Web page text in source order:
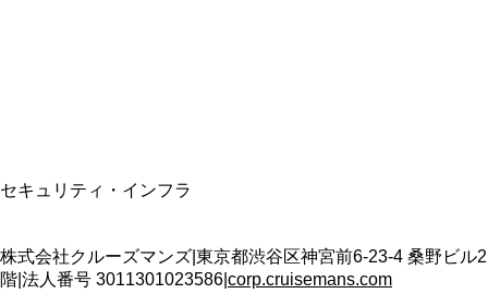
セキュリティ・インフラ
株式会社クルーズマンズ 東京都渋谷区神宮前6-23-4 桑野ビル2
階 法人番号 3011301023586 corp.cruisemans.com